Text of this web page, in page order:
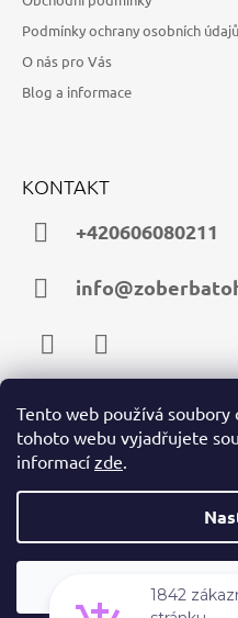
Tento web používá soubory
tohoto webu vyjadřujete
informací zde.
Podmínky ochrany osobních údajů
O nás pro Vás
Blog a informace
KONTAKT
+420606080211
FacebookInstagram
PŘIJÍMÁME ONLINE
© 2026 zoberbatoh.cz. Všechna